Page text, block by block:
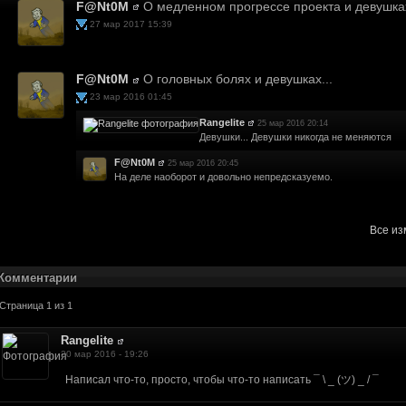
хотим переоборудовать, а техник в запое. Когда выйдет - тогда будут
нибудь в таком духе?
наткнулся на вас, хочу помочь в разработке. Владею 3DSMAX,
Не сейчас, но будут. Из предполагаемых это Кламат, токсические
раз про Fallout 2161?
карт городов?
отсутствия новостей - пока никак.
до релиза
упоминали)
are bad. What exactlyis this site for?
F@Nt0M О медленном прогрессе проекта и
27 мар 2017 15:39
F@Nt0M О головных болях и девушках...
23 мар 2016 01:45
Rangelite 25 мар 2016 20:14
Девушки... Девушки никогда не меняются
F@Nt0M 25 мар 2016 20:45
На деле наоборот и довольно непредсказуемо.
Все
Комментарии
Страница 1 из 1
Rangelite
20 мар 2016 - 19:26
Написал что-то, просто, чтобы что-то написать ¯ \ _ (ツ) _ / ¯